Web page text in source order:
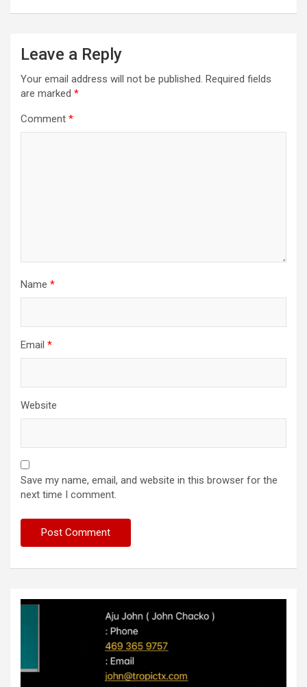
Leave a Reply
Your email address will not be published. Required fields
are marked *
Comment *
Name *
Email *
Website
Save my name, email, and website in this browser for the
next time I comment.